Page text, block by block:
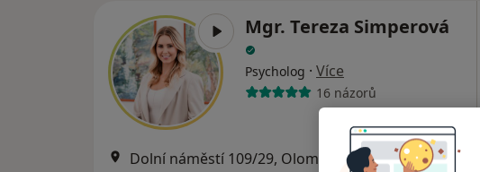
Mgr. Tereza Simperová
Psycholog · Více
16 názorů
Dolní náměstí 109/29, Olomouc • Mapa